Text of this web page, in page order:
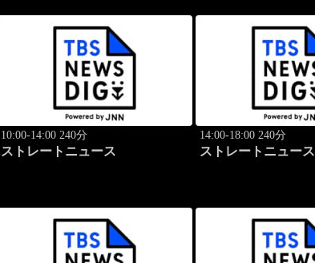
10:00-14:00 240分
ストレートニュース
14:00-18:00 240分
ストレートニュース